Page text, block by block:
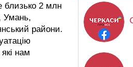
близько 2 млн
Умань,
райони.
нам